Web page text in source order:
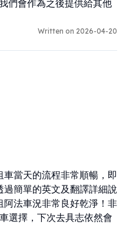
們會作為之後提供給其他
與貼心的服務。 Written on 2026-04-20
當天的流程非常順暢，即
簡單的英文及翻譯詳細說
法車況非常良好乾淨！非
選擇，下次去具志依然會